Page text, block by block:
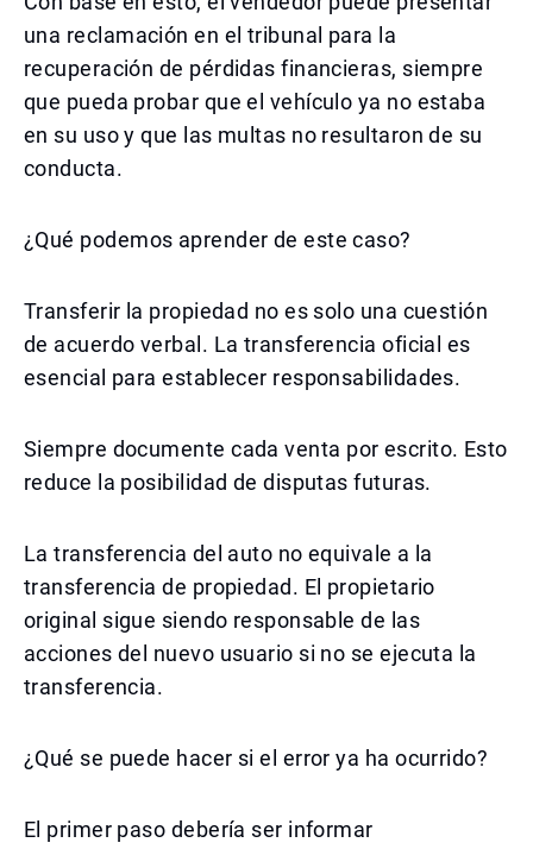
una reclamación en el tribunal para la
recuperación de pérdidas financieras, siempre
que pueda probar que el vehículo ya no estaba
en su uso y que las multas no resultaron de su
conducta.
¿Qué podemos aprender de este caso?
Transferir la propiedad no es solo una cuestión
de acuerdo verbal. La transferencia oficial es
esencial para establecer responsabilidades.
Siempre documente cada venta por escrito. Esto
reduce la posibilidad de disputas futuras.
La transferencia del auto no equivale a la
transferencia de propiedad. El propietario
original sigue siendo responsable de las
acciones del nuevo usuario si no se ejecuta la
transferencia.
¿Qué se puede hacer si el error ya ha ocurrido?
El primer paso debería ser informar